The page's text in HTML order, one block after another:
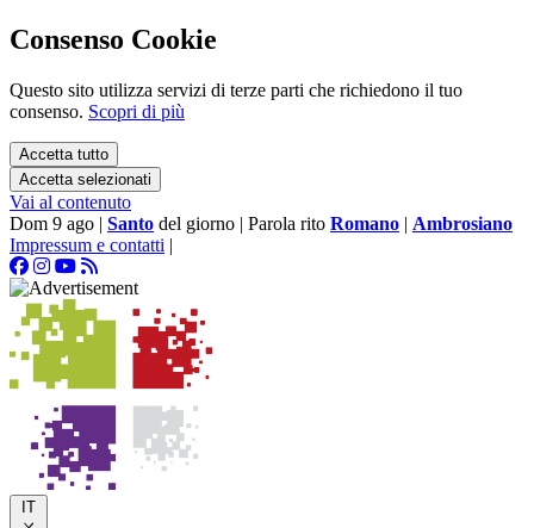
Consenso Cookie
Questo sito utilizza servizi di terze parti che richiedono il tuo
consenso. Scopri di più
Accetta tutto
Accetta selezionati
Vai al contenuto
Dom 9 ago | Santo del giorno | Parola rito Romano | Ambrosiano
Impressum e contatti |
IT